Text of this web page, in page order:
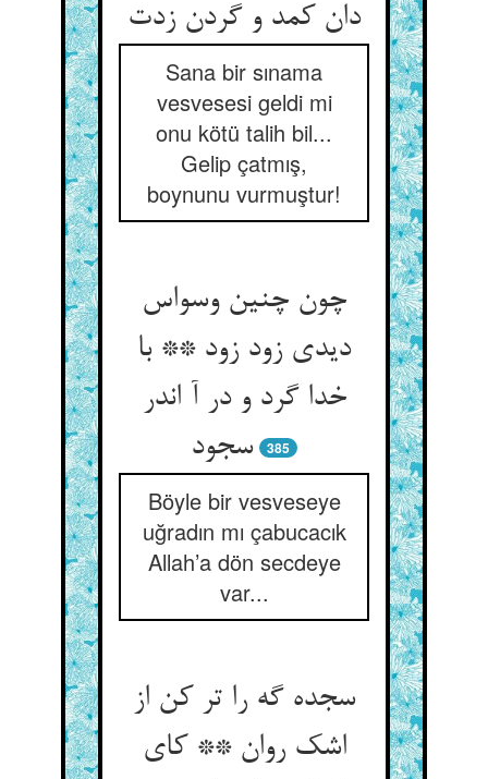
دان کمد و گردن زدت
Sana bir sınama
vesvesesi geldi mi
onu kötü talih bil...
Gelip çatmış,
boynunu vurmuştur!
چون چنین وسواس
دیدی زود زود ** با
خدا گرد و در آ اندر
سجود
385
Böyle bir vesveseye
uğradın mı çabucacık
Allah’a dön secdeye
var...
سجده گه را تر کن از
اشک روان ** کای